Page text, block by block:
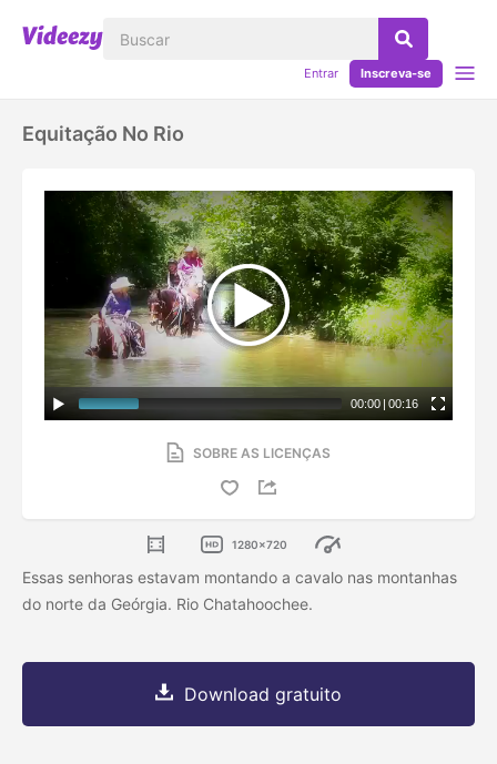
Entrar Inscreva-se
Equitação No Rio
00:00 | 00:16
SOBRE AS LICENÇAS
1280x720
Essas senhoras estavam montando a cavalo nas montanhas
do norte da Geórgia. Rio Chatahoochee.
Download gratuito